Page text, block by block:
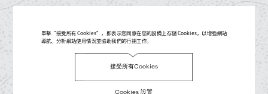
單擊“接受所有 Cookies”，即表示您同意在您的設備上存儲 Cookies，以增強網站
導航、分析網站使用情況並協助我們的行銷工作。
接受所有Cookies
Cookies 設置